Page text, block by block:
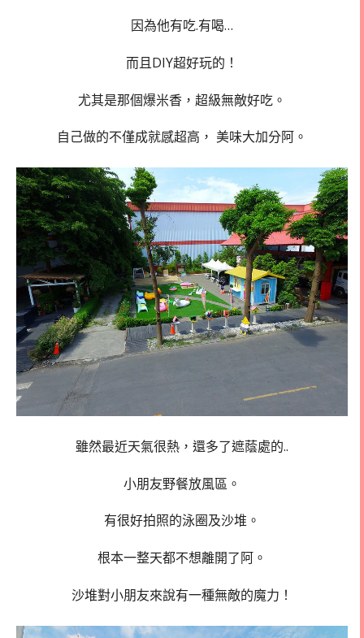
因為他有吃.有喝…
而且DIY超好玩的！
尤其是那個爆米香，超級無敵好吃。
自己做的不僅成就感超高， 美味大加分阿。
雖然最近天氣很熱，還多了遮蔭處的..
小朋友野餐放風區。
有很好拍照的泳圈及沙堆。
根本一整天都不想離開了阿。
沙堆對小朋友來說有一種無敵的魔力！